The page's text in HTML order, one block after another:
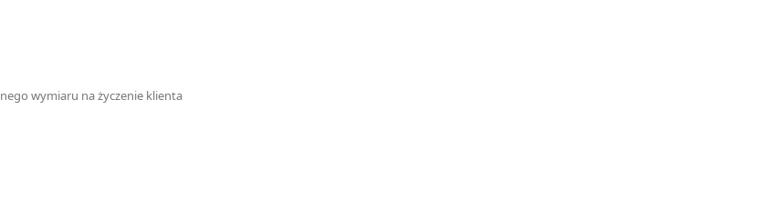
wymiaru na życzenie klienta